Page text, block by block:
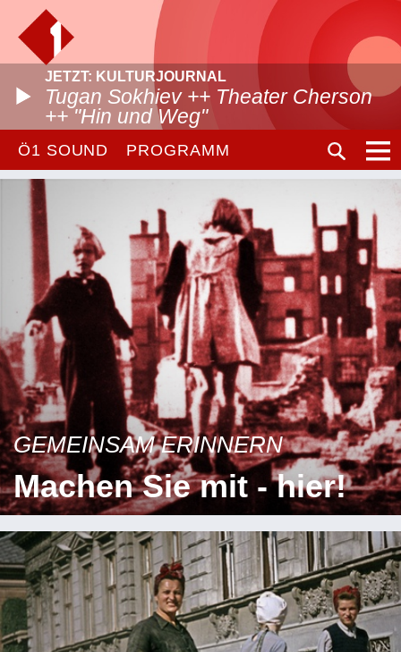
JETZT: KULTURJOURNAL
Tugan Sokhiev ++ Theater Cherson
++ "Hin und Weg"
Ö1 SOUND PROGRAMM
GEMEINSAM ERINNERN
Machen Sie mit - hier!